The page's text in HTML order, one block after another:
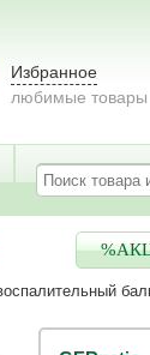
Избранное
любимые товары